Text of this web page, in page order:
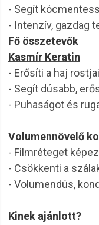
- Segít
- Intenzív, gazdag
Fő összetevők
Kasmír Keratin
- Erősíti a haj
- Segít dúsabb,
- Puhaságot és
Volumennövelő
- Filmréteget
- Csökkenti a
- Volumendús,
Kinek ajánlott?